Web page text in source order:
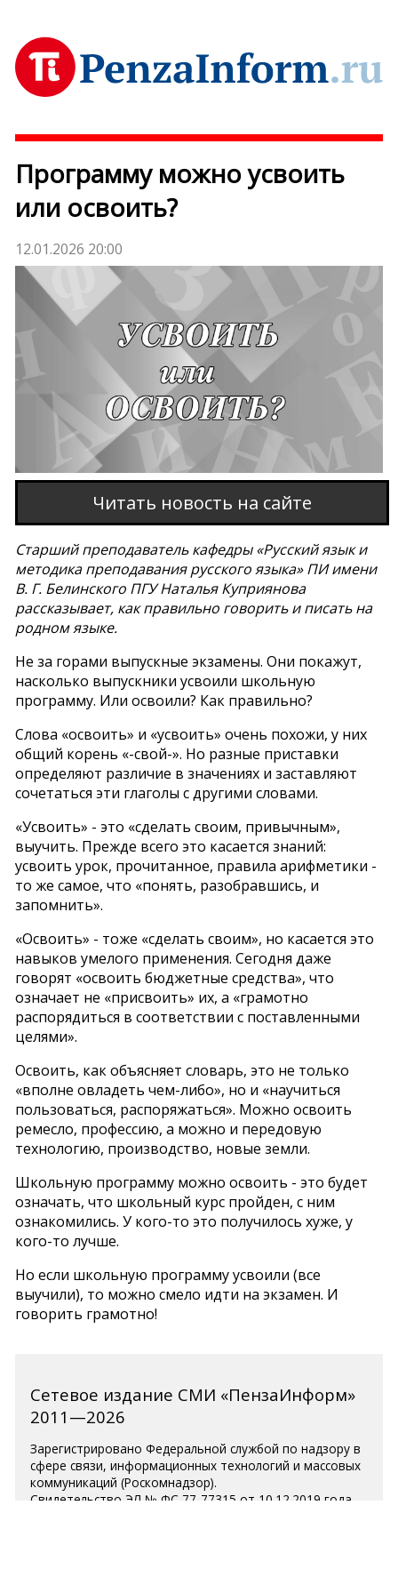
Программу можно усвоить
или освоить?
12.01.2026 20:00
Читать новость на сайте
Старший преподаватель кафедры «Русский язык и
методика преподавания русского языка» ПИ имени
В. Г. Белинского ПГУ Наталья Куприянова
рассказывает, как правильно говорить и писать на
родном языке.
Не за горами выпускные экзамены. Они покажут,
насколько выпускники усвоили школьную
программу. Или освоили? Как правильно?
Слова «освоить» и «усвоить» очень похожи, у них
общий корень «-свой-». Но разные приставки
определяют различие в значениях и заставляют
сочетаться эти глаголы с другими словами.
«Усвоить» - это «сделать своим, привычным»,
выучить. Прежде всего это касается знаний:
усвоить урок, прочитанное, правила арифметики -
то же самое, что «понять, разобравшись, и
запомнить».
«Освоить» - тоже «сделать своим», но касается это
навыков умелого применения. Сегодня даже
говорят «освоить бюджетные средства», что
означает не «присвоить» их, а «грамотно
распорядиться в соответствии с поставленными
целями».
Освоить, как объясняет словарь, это не только
«вполне овладеть чем-либо», но и «научиться
пользоваться, распоряжаться». Можно освоить
ремесло, профессию, а можно и передовую
технологию, производство, новые земли.
Школьную программу можно освоить - это будет
означать, что школьный курс пройден, с ним
ознакомились. У кого-то это получилось хуже, у
кого-то лучше.
Но если школьную программу усвоили (все
выучили), то можно смело идти на экзамен. И
говорить грамотно!
Сетевое издание СМИ «ПензаИнформ»
2011—2026
Зарегистрировано Федеральной службой по надзору в
сфере связи, информационных технологий и массовых
коммуникаций (Роскомнадзор).
Свидетельство ЭЛ № ФС 77-77315 от 10.12.2019 года.